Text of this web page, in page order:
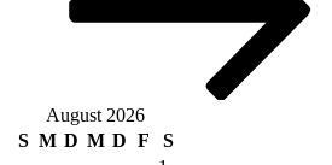
August 2026
S M D M D F
S